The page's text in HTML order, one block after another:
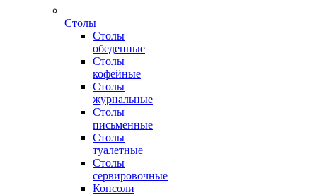
Столы
Столы
обеденные
Столы
кофейные
Столы
журнальные
Столы
письменные
Столы
туалетные
Столы
сервировочные
Консоли